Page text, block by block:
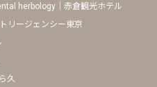
herbology｜赤倉観光ホテル
リージェンシー東京
久